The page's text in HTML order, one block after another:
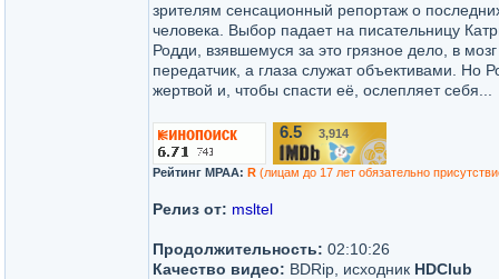
зрителям сенсационный репортаж о
человека. Выбор падает на писательницу
Родди, взявшемуся за это грязное дело, в
передатчик, а глаза служат объективами. Но
жертвой и, чтобы спасти её, ослепляет себя...
6.5 3,914
Рейтинг MPAA: R (лицам до 17 лет обязательно
Релиз от: msltel
Продолжительность: 02:10:26
Качество видео: BDRip, исходник HDClub